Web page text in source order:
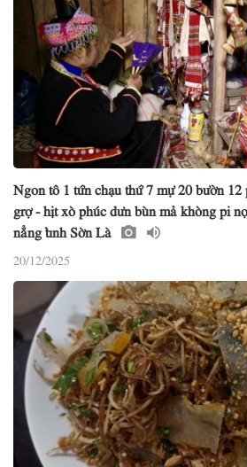
Ngon tô 1 tứn chạu thứ 7 mự 20 bườn
grợ - hịt xò phúc dưn bùn mả khòng pi
nẳng tỉnh Sờn Là
20/12/2025